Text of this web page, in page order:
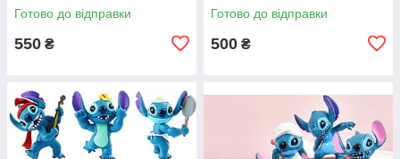
Готово до відправки
550 ₴
Готово до відправки
500 ₴